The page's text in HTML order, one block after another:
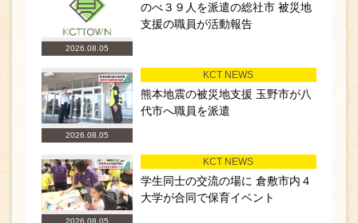
2026.08.05
のべ３９人を派遣の総社市 被災地
支援の職員が活動報告
2026.08.05
KCT NEWS
熊本地震の被災地支援 玉野市が八
代市へ職員を派遣
KCT NEWS
学生同士の交流の場に 倉敷市内４
大学が合同で保育イベント